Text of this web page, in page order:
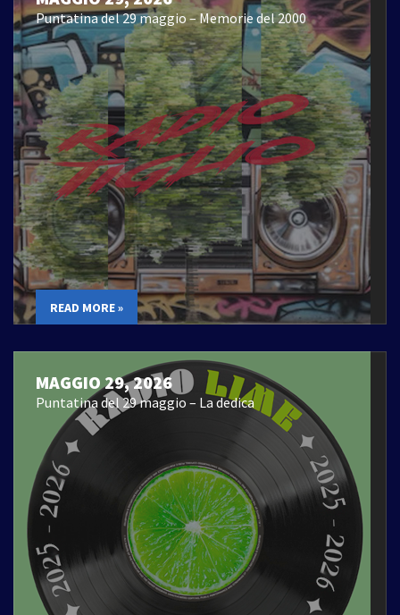
Puntatina del 29 maggio – Memorie del 2000
READ MORE »
MAGGIO 29, 2026
Puntatina del 29 maggio – La dedica